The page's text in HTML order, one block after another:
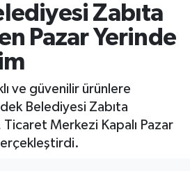
Zabıta
Pazar Yerinde
ve güvenilir ürünlere
Belediyesi Zabıta
Merkezi Kapalı Pazar